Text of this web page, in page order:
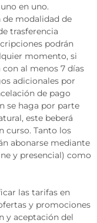
en uno.
de modalidad de
trasferencia
podrán
momento, si
al menos 7 días
adicionales por
de pago
se haga por parte
este beberá
curso. Tanto los
abonarse mediante
y presencial) como
las tarifas en
y promociones
y aceptación del